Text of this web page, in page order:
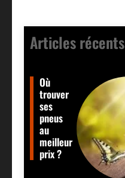
Articles récents​
Où
trouver
ses
pneus
au
meilleur
prix ?